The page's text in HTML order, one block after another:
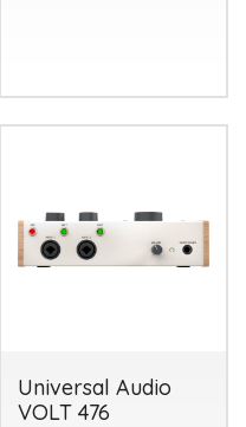
Universal Audio
VOLT 476